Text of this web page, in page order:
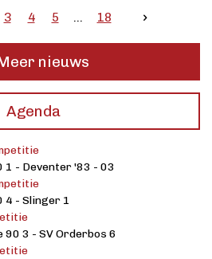
3 4 5 18
nieuws
Agenda
1 - Deventer '83 - 03
4 - Slinger 1
90 3 - SV Orderbos 6